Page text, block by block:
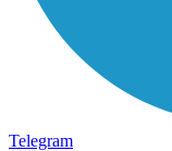
Telegram